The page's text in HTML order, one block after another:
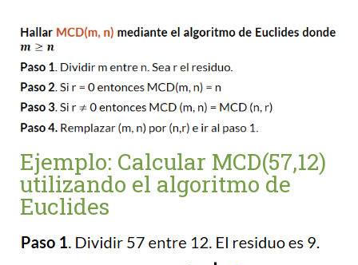
Ejemplo: Calcular MCD(57,12)
utilizando el algoritmo de
Euclides